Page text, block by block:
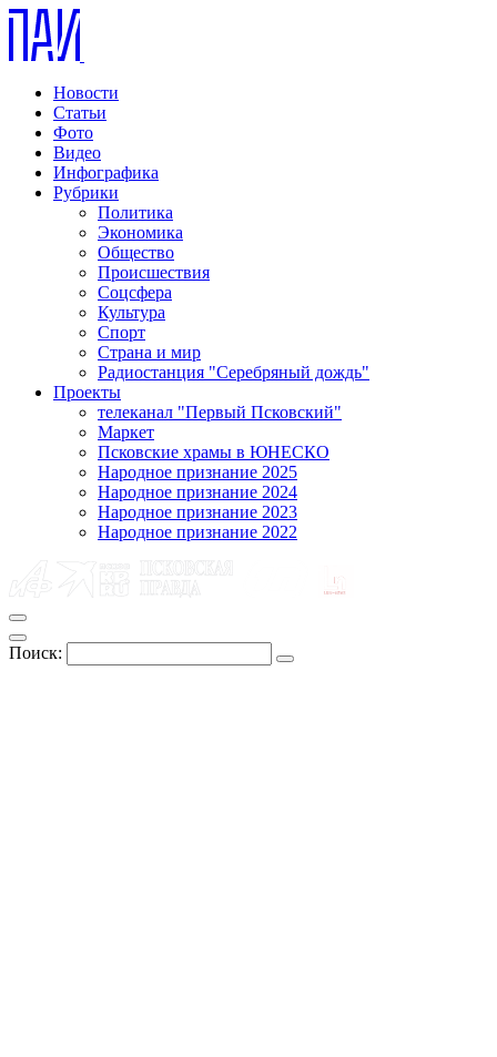
Новости
Статьи
Фото
Видео
Инфографика
Рубрики
Политика
Экономика
Общество
Происшествия
Соцсфера
Культура
Спорт
Страна и мир
Радиостанция "Серебряный дождь"
Проекты
телеканал "Первый Псковский"
Маркет
Псковские храмы в ЮНЕСКО
Народное признание 2025
Народное признание 2024
Народное признание 2023
Народное признание 2022
Поиск: